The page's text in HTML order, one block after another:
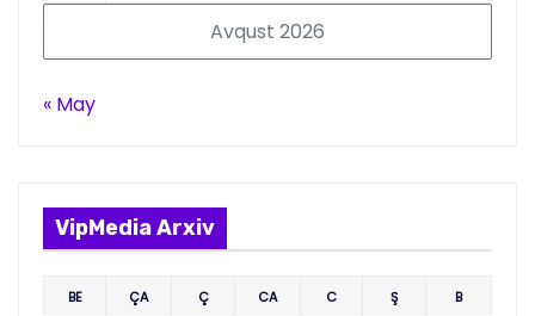
Avqust 2026
« May
VipMedia Arxiv
BE ÇA Ç CA C Ş B